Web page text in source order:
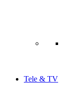
Tele & TV